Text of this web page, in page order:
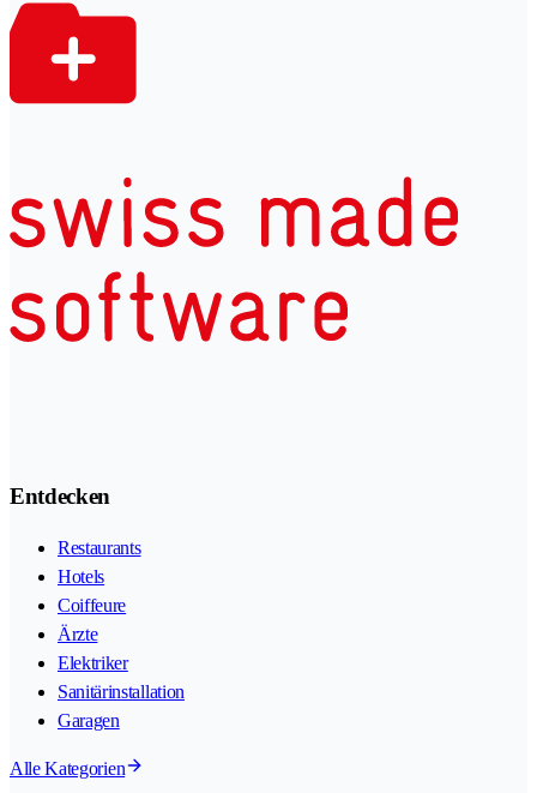
Entdecken
Restaurants
Hotels
Coiffeure
Ärzte
Elektriker
Sanitärinstallation
Garagen
Alle Kategorien